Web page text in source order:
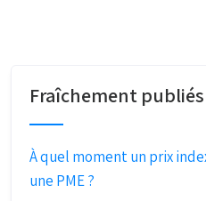
Fraîchement publiés
À quel moment un prix
une PME ?